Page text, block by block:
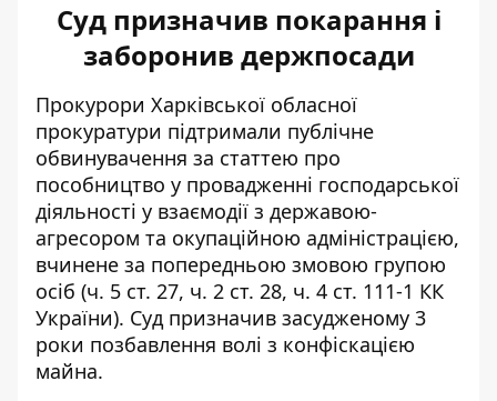
Суд призначив покарання і
заборонив держпосади
Прокурори Харківської обласної
прокуратури підтримали публічне
обвинувачення за статтею про
пособництво у провадженні господарської
діяльності у взаємодії з державою-
агресором та окупаційною адміністрацією,
вчинене за попередньою змовою групою
осіб (ч. 5 ст. 27, ч. 2 ст. 28, ч. 4 ст. 111-1 КК
України). Суд призначив засудженому 3
роки позбавлення волі з конфіскацією
майна.